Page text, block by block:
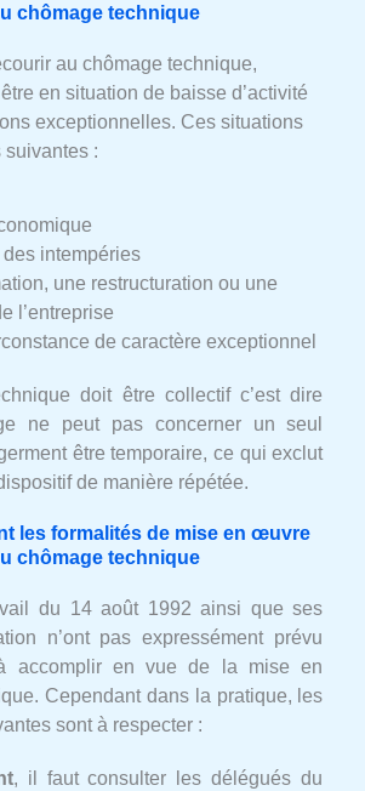
chômage technique
au chômage technique,
être en situation de baisse d’activité
exceptionnelles. Ces situations
suivantes :
intempéries
une restructuration ou une
l’entreprise
de caractère exceptionnel
doit être collectif c’est dire
ne peut pas concerner un seul
être temporaire, ce qui exclut
de manière répétée.
les formalités de mise en œuvre
chômage technique
du 14 août 1992 ainsi que ses
n’ont pas expressément prévu
accomplir en vue de la mise en
Cependant dans la pratique, les
sont à respecter :
, il faut consulter les délégués du